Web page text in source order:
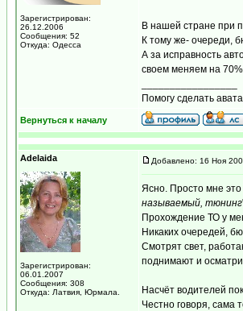
Зарегистрирован:
26.12.2006
Сообщения: 52
Откуда: Одесса
В нашей стране при
К тому же- очереди,
А за исправность
своем меняем на
Помогу сделать
Вернуться к началу
Adelaida
Зарегистрирован:
06.01.2007
Сообщения: 308
Откуда: Латвия, Юрмала.
Добавлено: 16 Ноя
Ясно. Просто мне
называемый, тюнинг
Прохождение ТО у
Никаких очередей,
Смотрят свет,
поднимают и
Насчёт водителей
Честно говоря, сама